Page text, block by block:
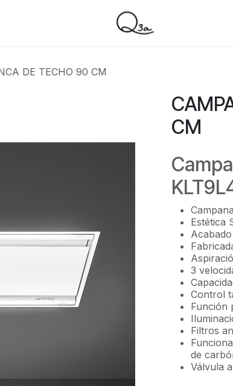
DE TECHO 90 CM
CM
Estética
3
Control
Función
Filtros
de
Válvula